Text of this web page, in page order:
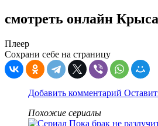
смотреть онлайн
Плеер
Сохрани себе на страницу
Добавить комментарий
Похожие сериалы